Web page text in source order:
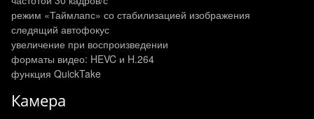
режим «Таймлапс» со стабилизацией изображения
следящий автофокус
увеличение при воспроизведении
форматы видео: HEVC и H.264
функция QuickTake
Камера